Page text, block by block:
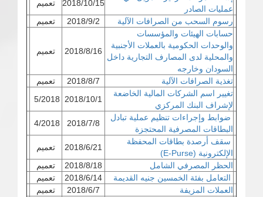
عمليات الصادر
2018/10/15
تعميم
رسوم السحب من الصرافات الآلية
2018/9/2
تعميم
حسابات الهيئات والمؤسسات
والوحدات الحكومية بالعملات الأجنبية
والمحلية لدى المصارف التجارية داخل
السودان وخارجه
2018/8/16 تعميم
تغذية الصرافات الآلية 2018/8/7
تعميم
تغيير اسم الشركات المالية الخاضعة
لإشراف البنك المركزي
2018/10/1
5/2018
ضوابط وإجراءات تنظيم عملية تبادل
البطاقات المصرفية المحتجزة
2018/7/8
4/2018
سقف أرصدة بطاقات المحفظة
الإلكترونية (E-Purse)
2018/6/21
تعميم
الحظر المصرفي الشامل
2018/8/18
تعميم
التعامل بفئة الخمسين جنيه القديمة
2018/6/14
تعميم
العملات المزيفة
2018/6/7
تعميم